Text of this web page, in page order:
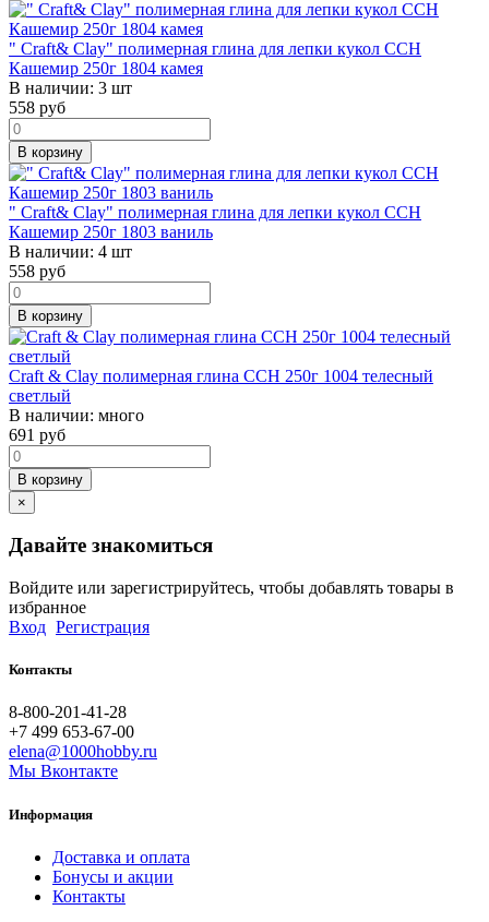
" Craft& Clay" полимерная глина для лепки кукол CCH
Кашемир 250г 1804 камея
В наличии: 3 шт
558 руб
В корзину
" Craft& Clay" полимерная глина для лепки кукол CCH
Кашемир 250г 1803 ваниль
В наличии: 4 шт
558 руб
В корзину
Craft & Clay полимерная глина CCH 250г 1004 телесный
светлый
В наличии: много
691 руб
В корзину
×
Давайте знакомиться
Войдите или зарегистрируйтесь, чтобы добавлять товары в
избранное
Вход Регистрация
Контакты
8-800-201-41-28
+7 499 653-67-00
elena@1000hobby.ru
Мы Вконтакте
Информация
Доставка и оплата
Бонусы и акции
Контакты